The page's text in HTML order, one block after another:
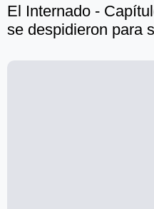
El Internado -
se despidieron para